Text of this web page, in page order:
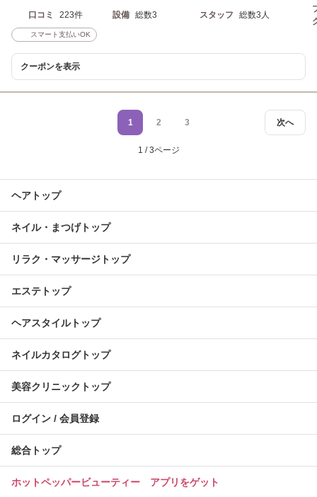
口コミ 223件 設備 総数3 スタッフ 総数3人
スマート支払いOK
クーポンを表示
次へ
1 2 3
1 / 3ページ
ヘアトップ
ネイル・まつげトップ
リラク・マッサージトップ
エステトップ
ヘアスタイルトップ
ネイルカタログトップ
美容クリニックトップ
ログイン / 会員登録
総合トップ
ホットペッパービューティー アプリをゲット